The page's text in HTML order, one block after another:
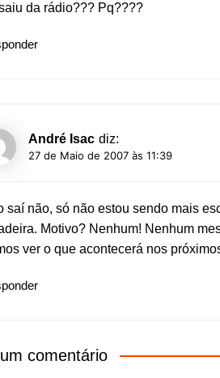
da rádio??? Pq????
André Isac diz:
27 de Maio de 2007 às 11:39
saí não, só não estou sendo mais
Motivo? Nenhum! Nenhum
ver o que acontecerá nos
comentário